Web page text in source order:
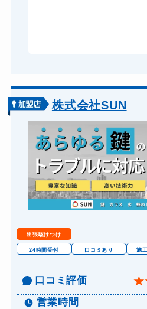
株式会社SUN
出張駆けつけ
24時間受付 口コミあり 施
口コミ評価 ★
営業時間